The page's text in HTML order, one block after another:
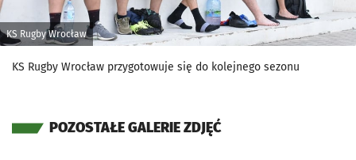
KS Rugby Wrocław
KS Rugby Wrocław przygotowuje się do kolejnego sezonu
POZOSTAŁE GALERIE ZDJĘĆ